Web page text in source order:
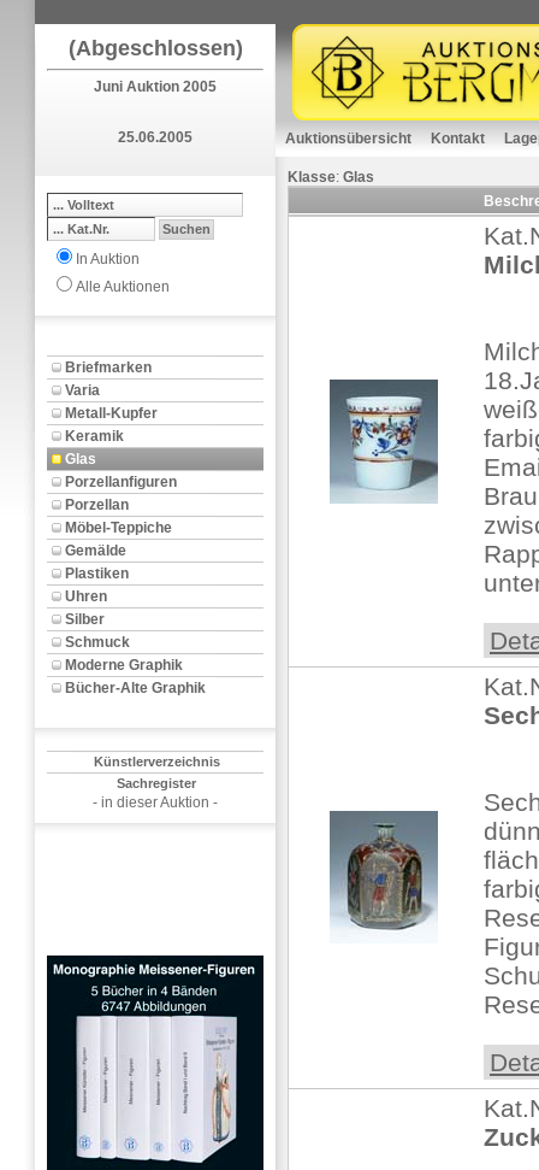
(Abgeschlossen)
Juni Auktion 2005
25.06.2005
In Auktion
Alle Auktionen
Briefmarken
Varia
Metall-Kupfer
Keramik
Glas
Porzellanfiguren
Porzellan
Möbel-Teppiche
Gemälde
Plastiken
Uhren
Silber
Schmuck
Moderne Graphik
Bücher-Alte Graphik
Künstlerverzeichnis
Sachregister
- in dieser Auktion -
Auktionsübersicht Kontakt
Klasse: Glas